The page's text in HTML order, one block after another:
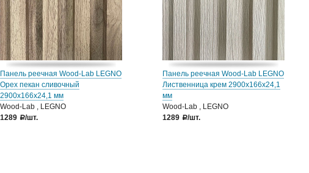
Панель реечная Wood-Lab LEGNO
Орех пекан сливочный
2900х166х24,1 мм
Wood-Lab , LEGNO
1289
a/шт.
Панель реечная Wood-Lab LEGNO
Лиственница крем 2900х166х24,1
мм
Wood-Lab , LEGNO
1289
a/шт.